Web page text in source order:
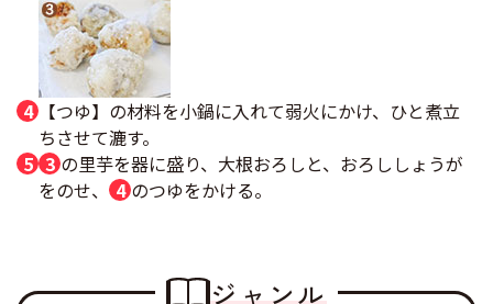
【つゆ】の材料を小鍋に入れて弱火にかけ、ひと煮立
ちさせて漉す。
3 の里芋を器に盛り、大根おろしと、おろししょうが
をのせ、
4 のつゆをかける。
ジャンル